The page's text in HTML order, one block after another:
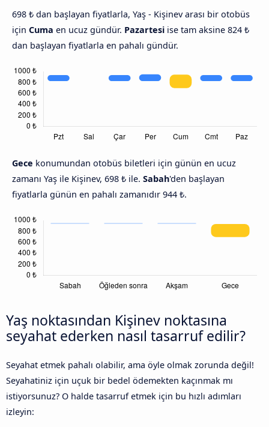
698 ₺ dan başlayan fiyatlarla, Yaş - Kişinev arası bir otobüs
için Cuma en ucuz gündür. Pazartesi ise tam aksine 824 ₺
dan başlayan fiyatlarla en pahalı gündür.
Gece konumundan otobüs biletleri için günün en ucuz
zamanı Yaş ile Kişinev, 698 ₺ ile. Sabah'den başlayan
fiyatlarla günün en pahalı zamanıdır 944 ₺.
Yaş noktasından Kişinev noktasına
seyahat ederken nasıl tasarruf edilir?
Seyahat etmek pahalı olabilir, ama öyle olmak zorunda değil!
Seyahatiniz için uçuk bir bedel ödemekten kaçınmak mı
istiyorsunuz? O halde tasarruf etmek için bu hızlı adımları
izleyin: